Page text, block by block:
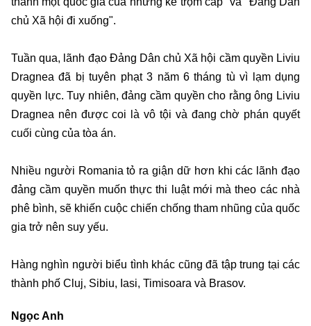
chủ Xã hội đi xuống".
Tuần qua, lãnh đạo Đảng Dân chủ Xã hội cầm quyền Liviu
Dragnea đã bị tuyên phạt 3 năm 6 tháng tù vì lạm dụng
quyền lực. Tuy nhiên, đảng cầm quyền cho rằng ông Liviu
Dragnea nên được coi là vô tội và đang chờ phán quyết
cuối cùng của tòa án.
Nhiều người Romania tỏ ra giận dữ hơn khi các lãnh đạo
đảng cầm quyền muốn thực thi luật mới mà theo các nhà
phê bình, sẽ khiến cuộc chiến chống tham nhũng của quốc
gia trở nên suy yếu.
Hàng nghìn người biểu tình khác cũng đã tập trung tại các
thành phố Cluj, Sibiu, Iasi, Timisoara và Brasov.
Ngọc Anh